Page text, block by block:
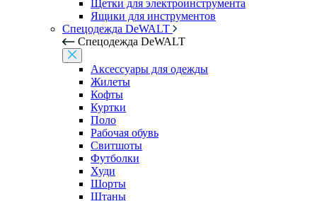
Щетки для электроинструмента
Ящики для инструментов
Спецодежда DeWALT
Спецодежда DeWALT
Аксессуары для одежды
Жилеты
Кофты
Куртки
Поло
Рабочая обувь
Свитшоты
Футболки
Худи
Шорты
Штаны